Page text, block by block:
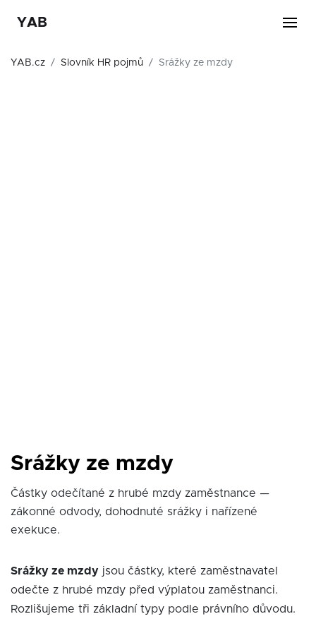
YAB
YAB.cz Slovník HR pojmů Srážky ze mzdy
Srážky ze mzdy
Částky odečítané z hrubé mzdy zaměstnance —
zákonné odvody, dohodnuté srážky i nařízené
exekuce.
Srážky ze mzdy jsou částky, které zaměstnavatel
odečte z hrubé mzdy před výplatou zaměstnanci.
Rozlišujeme tři základní typy podle právního důvodu.